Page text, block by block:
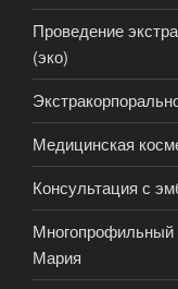
Проведение
(эко)
Медицинская
Консультация с
Многопрофильный
Мария